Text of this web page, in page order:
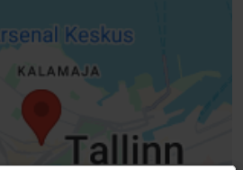
valikud saadaval: Jah